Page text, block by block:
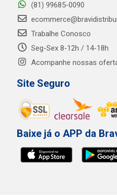
(81) 99685-0090
Trabalhe Conosco
Seg-Sex 8-12h / 14-18h
Acompanhe nossas
Site Seguro
Baixe já o APP da